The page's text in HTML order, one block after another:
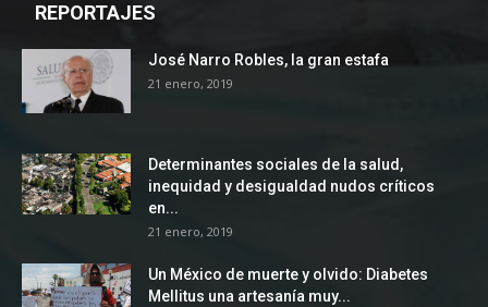
REPORTAJES
José Narro Robles, la gran estafa
21 enero, 2019
Determinantes sociales de la salud,
inequidad y desigualdad nudos críticos
en...
21 enero, 2019
Un México de muerte y olvido: Diabetes
Mellitus una artesanía muy...